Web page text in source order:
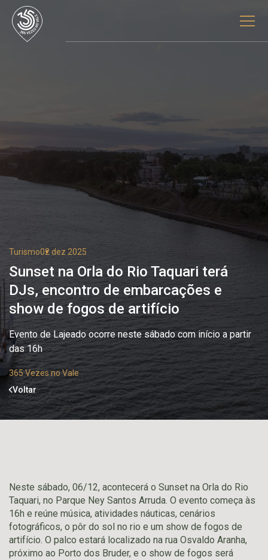
Turismo02 dez 2025
Sunset na Orla do Rio Taquari terá
DJs, encontro de embarcações e
show de fogos de artifício
Evento de Lajeado ocorre neste sábado com início a partir
das 16h
365 Vezes no Vale
Voltar
Neste sábado, 06/12, acontecerá o Sunset na Orla do Rio
Taquari, no Parque Ney Santos Arruda. O evento começa às
16h e reúne música, atividades náuticas, cenários
fotográficos, o pôr do sol no rio e um show de fogos de
artifício. O palco estará localizado na rua Osvaldo Aranha,
próximo ao Porto dos Bruder, e o show de fogos será